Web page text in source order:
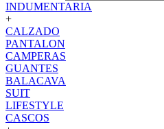
INDUMENTARIA
+
CALZADO
PANTALON
CAMPERAS
GUANTES
BALACAVA
SUIT
LIFESTYLE
CASCOS